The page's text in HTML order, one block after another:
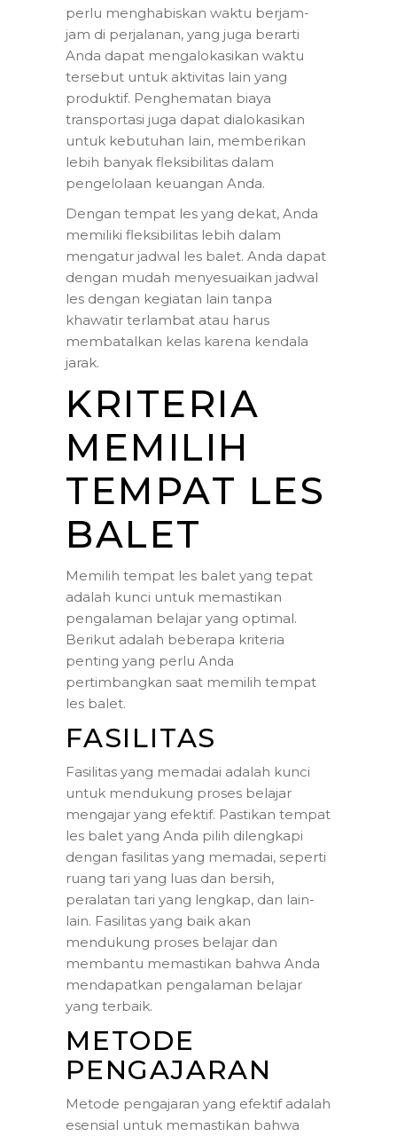
perlu menghabiskan waktu berjam-
jam di perjalanan, yang juga berarti
Anda dapat mengalokasikan waktu
tersebut untuk aktivitas lain yang
produktif. Penghematan biaya
transportasi juga dapat dialokasikan
untuk kebutuhan lain, memberikan
lebih banyak fleksibilitas dalam
pengelolaan keuangan Anda.
Dengan tempat les yang dekat, Anda
memiliki fleksibilitas lebih dalam
mengatur jadwal les balet. Anda dapat
dengan mudah menyesuaikan jadwal
les dengan kegiatan lain tanpa
khawatir terlambat atau harus
membatalkan kelas karena kendala
jarak.
KRITERIA
MEMILIH
TEMPAT LES
BALET
Memilih tempat les balet yang tepat
adalah kunci untuk memastikan
pengalaman belajar yang optimal.
Berikut adalah beberapa kriteria
penting yang perlu Anda
pertimbangkan saat memilih tempat
les balet.
FASILITAS
Fasilitas yang memadai adalah kunci
untuk mendukung proses belajar
mengajar yang efektif. Pastikan tempat
les balet yang Anda pilih dilengkapi
dengan fasilitas yang memadai, seperti
ruang tari yang luas dan bersih,
peralatan tari yang lengkap, dan lain-
lain. Fasilitas yang baik akan
mendukung proses belajar dan
membantu memastikan bahwa Anda
mendapatkan pengalaman belajar
yang terbaik.
METODE
PENGAJARAN
Metode pengajaran yang efektif adalah
esensial untuk memastikan bahwa